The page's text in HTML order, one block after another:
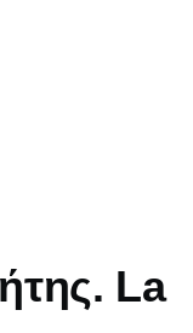
La